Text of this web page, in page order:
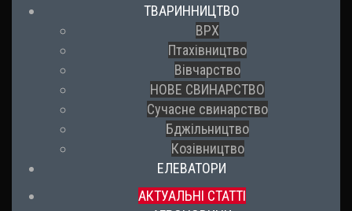
ТВАРИННИЦТВО
ВРХ
Птахівництво
Вівчарство
НОВЕ СВИНАРСТВО
Сучасне свинарство
Бджільництво
Козівництво
ЕЛЕВАТОРИ
АКТУАЛЬНІ СТАТТІ